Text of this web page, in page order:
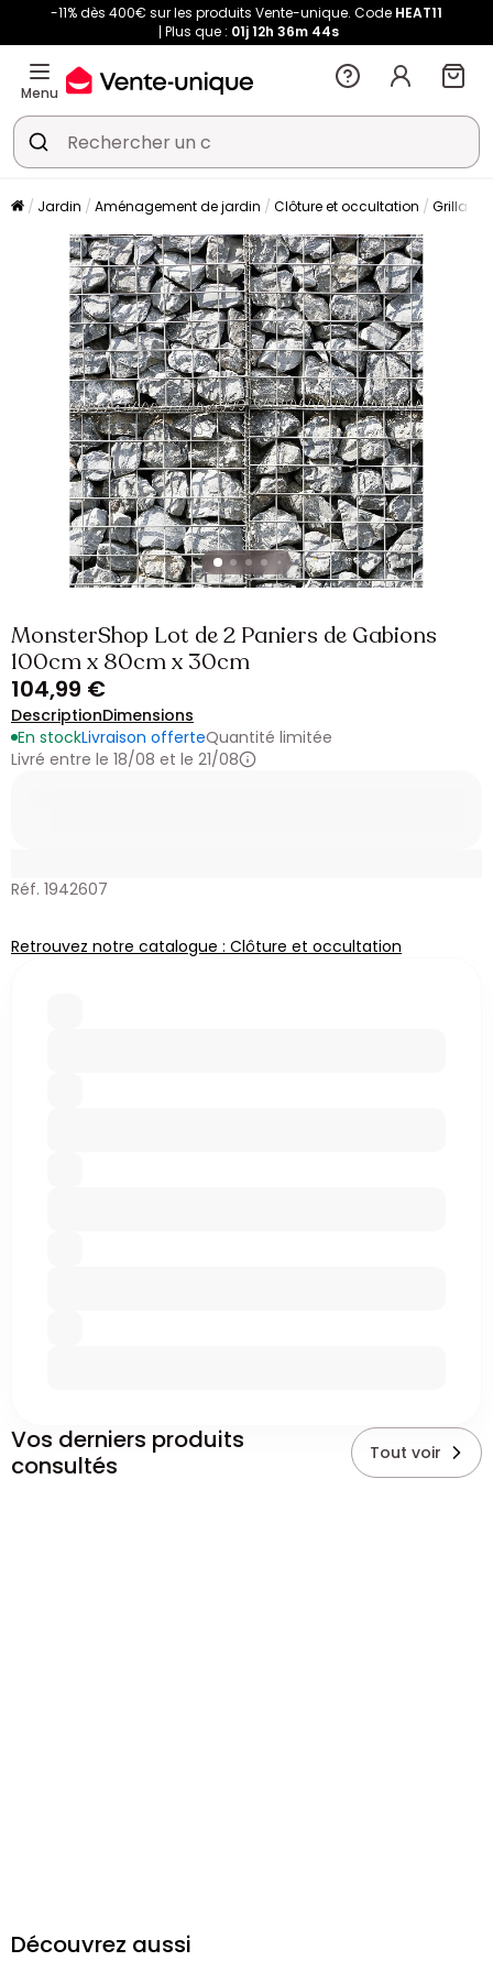
-11% dès 400€ sur les produits Vente-unique. Code HEAT11
Plus que : 01j 12h 36m 44s
Menu
Jardin Aménagement de jardin Clôture et occultation Grillage
MonsterShop Lot de 2 Paniers de Gabions
100cm x 80cm x 30cm
104,99 €
DescriptionDimensions
En stockLivraison offerteQuantité limitée
Livré entre le 18/08 et le 21/08
Réf. 1942607
Retrouvez notre catalogue : Clôture et occultation
Vos derniers produits
consultés
Tout voir
Découvrez aussi